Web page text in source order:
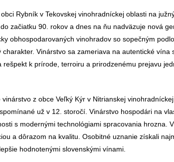
Rybník v Tekovskej vinohradníckej oblasti na
začiatku 90. rokov a dnes na ňu nadväzuje nová
obhospodarovaných vinohradov so sopečným
Vinárstvo sa zameriava na autentické vína
k prírode, terroiru a prirodzenému prejavu
z obce Veľký Kýr v Nitrianskej
už v 12. storočí. Vinárstvo hospodári na
s modernými technológiami spracovania hrozna.
a dôrazom na kvalitu. Osobitné uznanie získali
hodnotenými slovenskými vínami.